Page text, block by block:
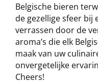
Belgische bieren
de gezellige sfeer bij
verrassen door de
aroma’s die elk
maak van uw
onvergetelijke
Cheers!